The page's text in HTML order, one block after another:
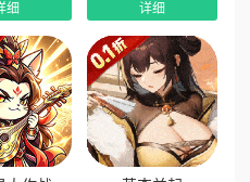
等级提升，免费领取10万充
程无需氪金即可享受充值待
日常活跃即可领取676代金
424代金券，每日福利不间断，
细 详细